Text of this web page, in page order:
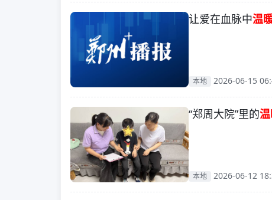
让爱在血脉中温
本地 2026-06-15
“郑周大院”里的
本地 2026-06-12